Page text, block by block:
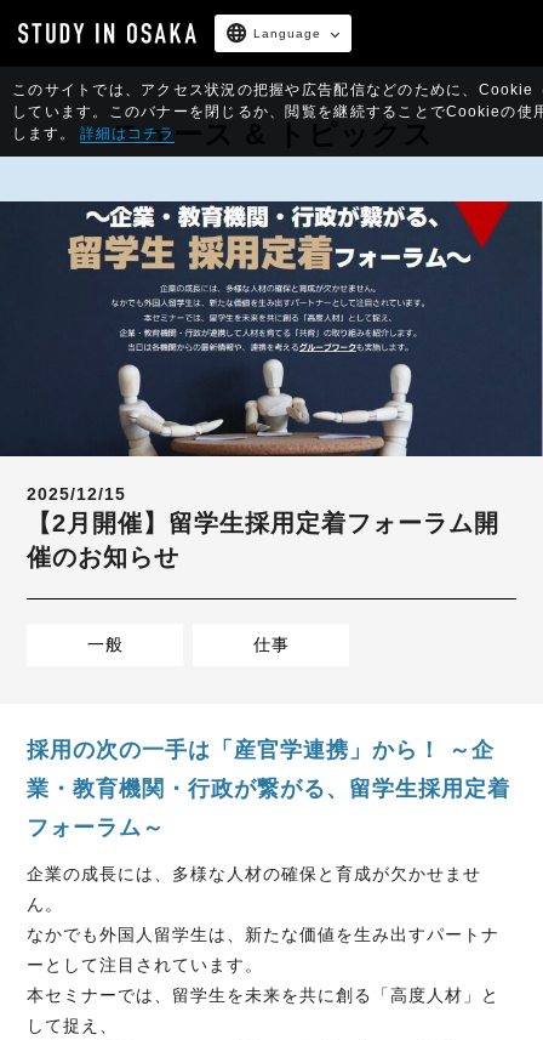
このサイトでは、アクセス状況の把握や広告配信などのために、Cookie
しています。
このバナーを閉じるか、閲覧を継続することでCookieの使
します。 詳細はコチラ
Language
ニュース & トピックス
2025/12/15
【2月開催】留学生採用定着フォーラム開
催のお知らせ
一般 仕事
採用の次の一手は「産官学連携」から！ ～企
業・教育機関・行政が繋がる、留学生採用定着
フォーラム～
企業の成長には、多様な人材の確保と育成が欠かせませ
ん。
なかでも外国人留学生は、新たな価値を生み出すパートナ
ーとして注目されています。
本セミナーでは、留学生を未来を共に創る「高度人材」と
して捉え、